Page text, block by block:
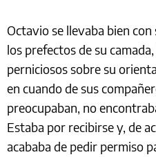
Octavio se llevaba bien
los prefectos de su
perniciosos sobre su
en cuando de sus
preocupaban, no
Estaba por recibirse y, de
acababa de pedir permiso